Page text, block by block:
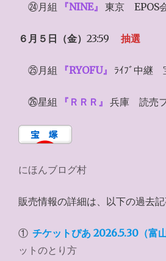
㉔月組 『NINE』 東京 EPOS
６月５日（金） 23:59 抽選
㉕月組 『RYOFU』 ﾗｲﾌﾞ中継
㉖星組 『 ＲＲＲ 』 兵庫 読売
にほんブログ村
販売情報の詳細は、以下の過去記
① チケットぴあ 2026.5.30（富山
ットのとり方